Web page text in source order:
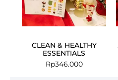
CLEAN & HEALTHY
ESSENTIALS
Rp346.000